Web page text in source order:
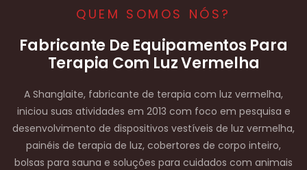
QUEM SOMOS NÓS?
Fabricante De Equipamentos Para
Terapia Com Luz Vermelha
A Shanglaite, fabricante de terapia com luz vermelha,
iniciou suas atividades em 2013 com foco em pesquisa e
desenvolvimento de dispositivos vestíveis de luz vermelha,
painéis de terapia de luz, cobertores de corpo inteiro,
bolsas para sauna e soluções para cuidados com animais